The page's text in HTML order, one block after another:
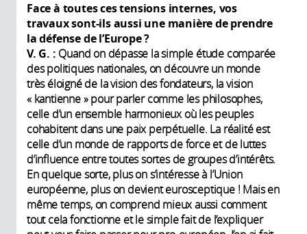
Face à toutes ces tensions internes, vos
travaux sont-ils aussi une manière de prendre
la défense de l’Europe ?
V. G. : Quand on dépasse la simple étude comparée
des politiques nationales, on découvre un monde
très éloigné de la vision des fondateurs, la vision
« kantienne » pour parler comme les philosophes,
celle d’un ensemble harmonieux où les peuples
cohabitent dans une paix perpétuelle. La réalité est
celle d’un monde de rapports de force et de luttes
d’influence entre toutes sortes de groupes d’intérêts.
En quelque sorte, plus on s’intéresse à l’Union
européenne, plus on devient eurosceptique ! Mais en
même temps, on comprend mieux aussi comment
tout cela fonctionne et le simple fait de l’expliquer